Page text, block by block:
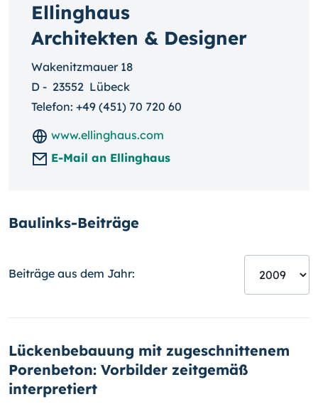
Ellinghaus
Architekten & Designer
Wakenitzmauer 18
D - 23552 Lübeck
Telefon: +49 (451) 70 720 60
www.ellinghaus.com
E-Mail an Ellinghaus
Baulinks-Beiträge
Beiträge aus dem Jahr:
Lückenbebauung mit zugeschnittenem
Porenbeton: Vorbilder zeitgemäß
interpretiert